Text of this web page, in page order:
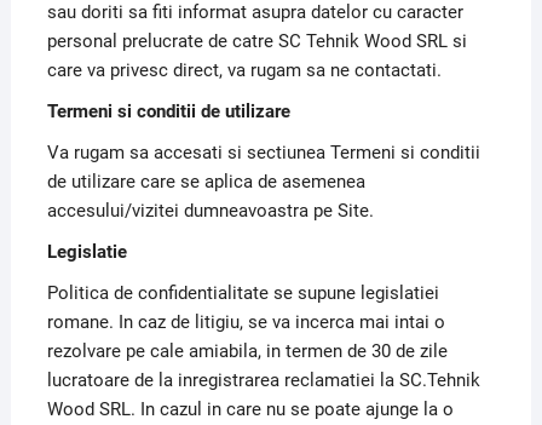
sau doriti sa fiti informat asupra datelor cu caracter
personal prelucrate de catre SC Tehnik Wood SRL si
care va privesc direct, va rugam sa ne contactati.
Termeni si conditii de utilizare
Va rugam sa accesati si sectiunea Termeni si conditii
de utilizare care se aplica de asemenea
accesului/vizitei dumneavoastra pe Site.
Legislatie
Politica de confidentialitate se supune legislatiei
romane. In caz de litigiu, se va incerca mai intai o
rezolvare pe cale amiabila, in termen de 30 de zile
lucratoare de la inregistrarea reclamatiei la SC.Tehnik
Wood SRL. In cazul in care nu se poate ajunge la o